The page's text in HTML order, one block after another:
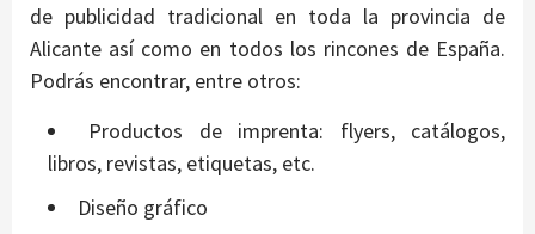
de publicidad tradicional en toda la provincia de
Alicante así como en todos los rincones de España.
Podrás encontrar, entre otros:
Productos de imprenta: flyers, catálogos,
libros, revistas, etiquetas, etc.
Diseño gráfico